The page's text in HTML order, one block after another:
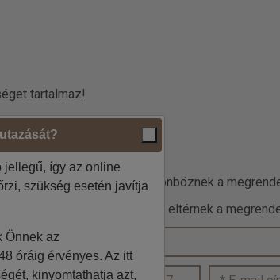
tartalmaz!
adatai
be, ha az 1. utas adatai különböznek a
be, ha a számlázási adatok eltérnek a
jellegű, így az online
szükség esetén javítja
Önnek az
óráig érvényes. Az itt
kinyomtathatja azt,